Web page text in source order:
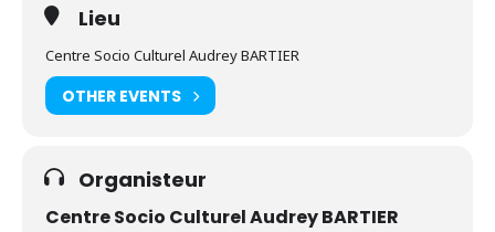
Lieu
Centre Socio Culturel Audrey BARTIER
OTHER EVENTS
Organisteur
Centre Socio Culturel Audrey BARTIER